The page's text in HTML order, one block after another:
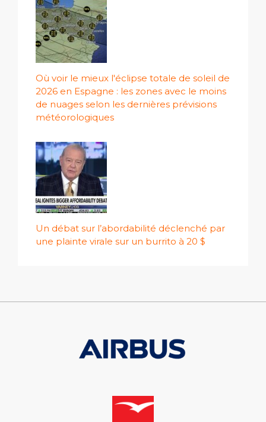
Où voir le mieux l'éclipse totale de soleil de
2026 en Espagne : les zones avec le moins
de nuages ​​selon les dernières prévisions
météorologiques
Un débat sur l’abordabilité déclenché par
une plainte virale sur un burrito à 20 $